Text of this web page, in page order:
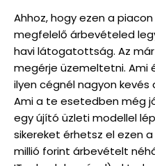
Ahhoz, hogy ezen a
megfelelő árbevételed
havi látogatottság. Az
megérje üzemeltetni. Ami
ilyen cégnél nagyon
Ami a te esetedben még
egy újító üzleti modellel
sikereket érhetsz el ezen a
millió forint árbevételt